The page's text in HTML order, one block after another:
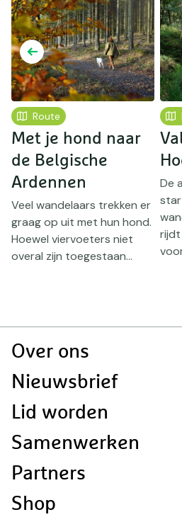
Route
Met je hond naar
de Belgische
Ardennen
Veel wandelaars trekken er
graag op uit met hun hond.
Hoewel viervoeters niet
overal zijn toegestaan...
De
Doormat
Over ons
Nieuwsbrief
Lid worden
Samenwerken
Partners
Shop